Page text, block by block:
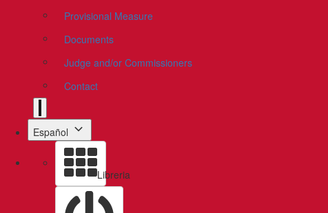
Provisional Measure
Documents
Judge and/or Commissioners
Contact
Español
Libreria